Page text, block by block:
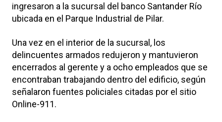
ingresaron a la sucursal del banco Santander Río
ubicada en el Parque Industrial de Pilar.
Una vez en el interior de la sucursal, los
delincuentes armados redujeron y mantuvieron
encerrados al gerente y a ocho empleados que se
encontraban trabajando dentro del edificio, según
señalaron fuentes policiales citadas por el sitio
Online-911.